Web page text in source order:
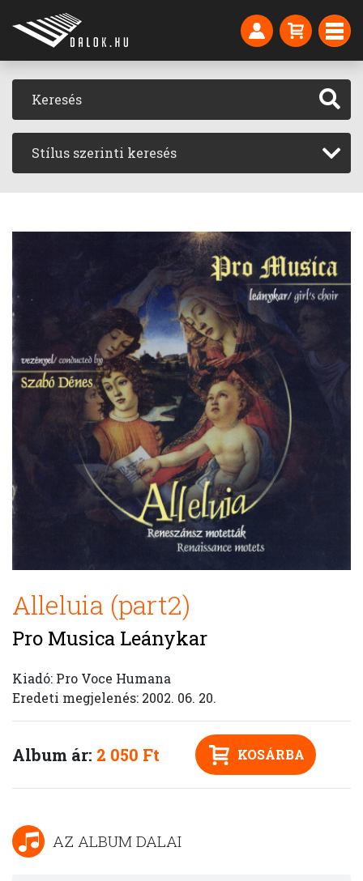
Stílus szerinti keresés
Alleluia (part2)
Pro Musica Leánykar
Kiadó: Pro Voce Humana
Eredeti megjelenés: 2002. 06. 20.
Album ár: 2 050 Ft KOSÁRBA
AZ ALBUM DALAI